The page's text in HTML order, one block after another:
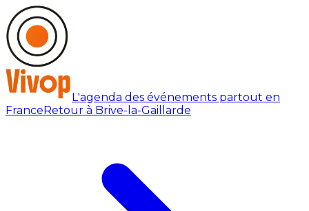
L'agenda des événements partout en
FranceRetour à Brive-la-Gaillarde